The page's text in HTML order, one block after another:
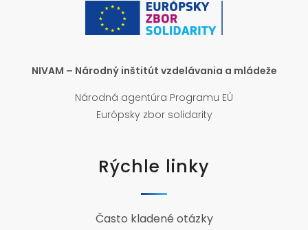
NIVAM – Národný inštitút vzdelávania a mládeže
Národná agentúra Programu EÚ
Európsky zbor solidarity
Rýchle linky
Často kladené otázky